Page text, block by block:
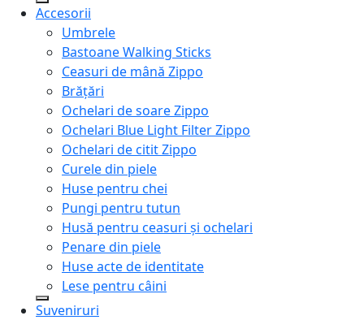
Accesorii
Umbrele
Bastoane Walking Sticks
Ceasuri de mână Zippo
Brățări
Ochelari de soare Zippo
Ochelari Blue Light Filter Zippo
Ochelari de citit Zippo
Curele din piele
Huse pentru chei
Pungi pentru tutun
Husă pentru ceasuri și ochelari
Penare din piele
Huse acte de identitate
Lese pentru câini
Suveniruri